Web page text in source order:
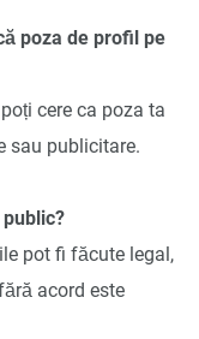
poza de profil pe
cere ca poza ta
sau publicitare.
pot fi făcute legal,
acord este